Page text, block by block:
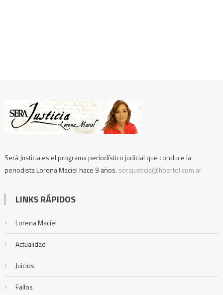
Será Justicia es el programa periodístico judicial que conduce la
periodista Lorena Maciel hace 9 años. serajusticia@fibertel.com.ar
LINKS RÁPIDOS
Lorena Maciel
Actualidad
Juicios
Fallos